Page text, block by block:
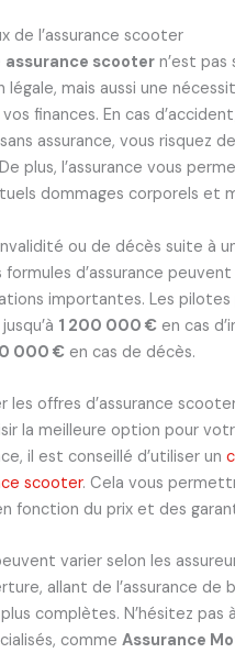
de l’assurance scooter
assurance scootern’est pas
légale, mais aussi une
finances. En cas
assurance, vous risquez
plus, l’assurance vous
dommages corporels et
ou de décès suite à
d’assurance
importantes. Les
1 200 000 €en cas
000 €en cas de décès.
les offres d’assurance
la meilleure option pour
il est conseillé d’utiliser un
scooter. Cela vous
fonction du prix et des
varier selon les
allant de l’assurance de
complètes. N’hésitez pas
comme Assurance